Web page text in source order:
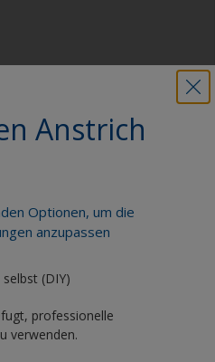
Sie das GFK
oder Zeichen von
Anstrich
Optionen, um die
anzupassen
(DIY)
professionelle
verwenden.